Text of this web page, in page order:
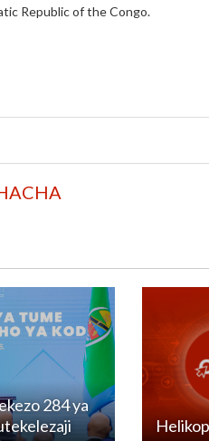
Republic of the Congo.
284 ya